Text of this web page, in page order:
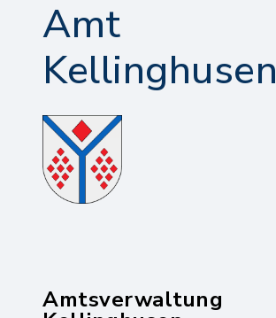
Amt
Kellinghusen
Amtsverwaltung